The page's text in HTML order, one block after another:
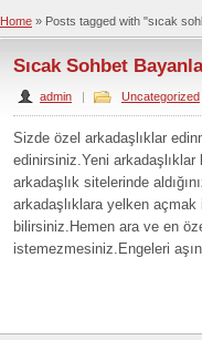
Home » Posts tagged with "sıcak
Sıcak Sohbet
admin | Uncategorized
Sizde özel arkadaşlıklar
edinirsiniz.Yeni arkadaşlıklar
arkadaşlık sitelerinde
arkadaşlıklara yelken açmak
bilirsiniz.Hemen ara ve en
istemezmesiniz.Engeleri